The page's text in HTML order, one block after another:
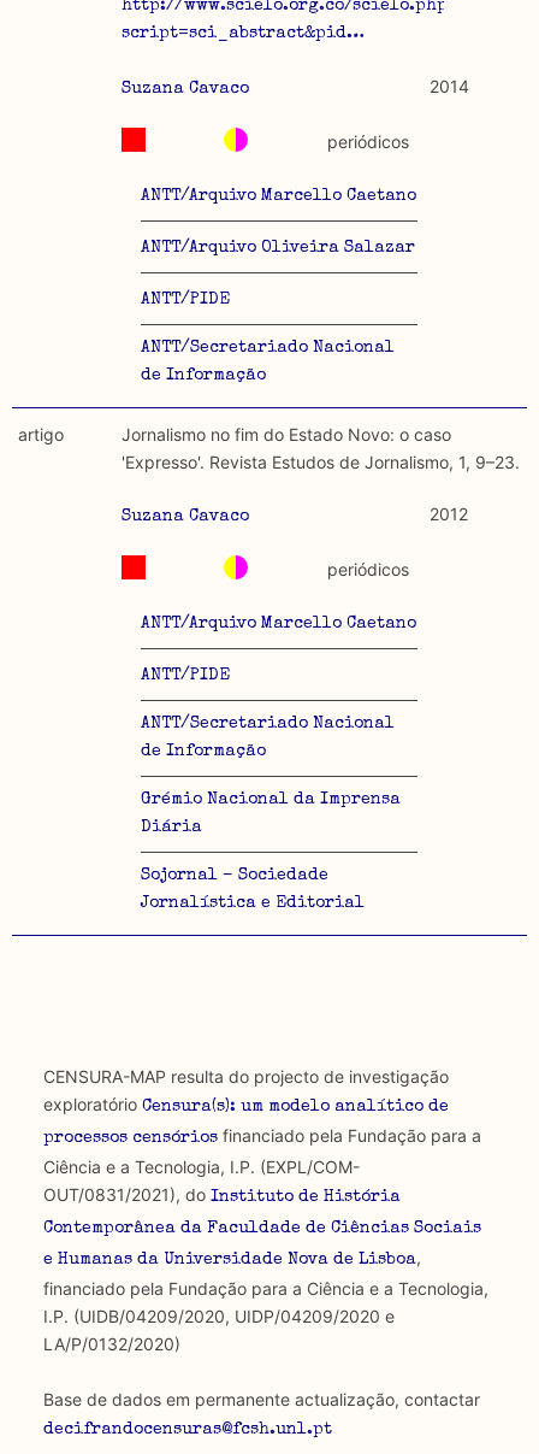
http://www.scielo.org.co/scielo.php?
script=sci_abstract&pid…
Suzana Cavaco 2014
ANTT/Arquivo Marcello Caetano
ANTT/Arquivo Oliveira Salazar
ANTT/PIDE
ANTT/Secretariado Nacional
de Informação
periódicos
artigo
Jornalismo no fim do Estado Novo: o caso
'Expresso'. Revista Estudos de Jornalismo, 1, 9–23.
Suzana Cavaco 2012
ANTT/Arquivo Marcello Caetano
ANTT/PIDE
ANTT/Secretariado Nacional
de Informação
Grémio Nacional da Imprensa
Diária
Sojornal – Sociedade
Jornalística e Editorial
periódicos
CENSURA-MAP resulta do projecto de investigação
exploratório Censura(s): um modelo analítico de
processos censóriosfinanciado pela Fundação para a
Ciência e a Tecnologia, I.P. (EXPL/COM-
OUT/0831/2021), do Instituto de História
Contemporânea da Faculdade de Ciências Sociais
e Humanas da Universidade Nova de Lisboa,
financiado pela Fundação para a Ciência e a Tecnologia,
I.P. (UIDB/04209/2020, UIDP/04209/2020 e
LA/P/0132/2020)
Base de dados em permanente actualização, contactar
decifrandocensuras@fcsh.unl.pt